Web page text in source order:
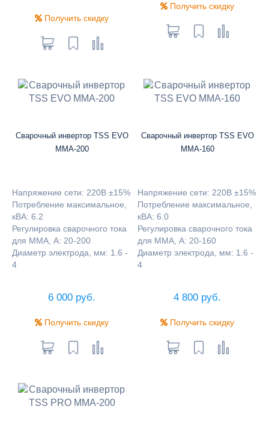
Получить скидку
Получить скидку
Сварочный инвертор ТSS EVO
MMA-200
Напряжение сети: 220В ±15%
Потребление максимальное,
кВА: 6.2
Регулировка сварочного тока
для ММА, А: 20-200
Диаметр электрода, мм: 1.6 -
4
6 000 руб.
Получить скидку
Сварочный инвертор ТSS EVO
MMA-160
Напряжение сети: 220В ±15%
Потребление максимальное,
кВА: 6.0
Регулировка сварочного тока
для ММА, А: 20-160
Диаметр электрода, мм: 1.6 -
4
4 800 руб.
Получить скидку